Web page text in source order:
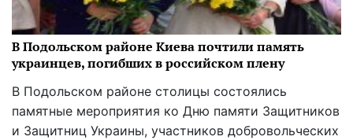
В Подольском районе Киева почтили память
украинцев, погибших в российском плену
В Подольском районе столицы состоялись
памятные мероприятия ко Дню памяти Защитников
и Защитниц Украины, участников добровольческих